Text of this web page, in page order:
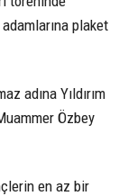
plaket
adına Yıldırım
Özbey
en az bir